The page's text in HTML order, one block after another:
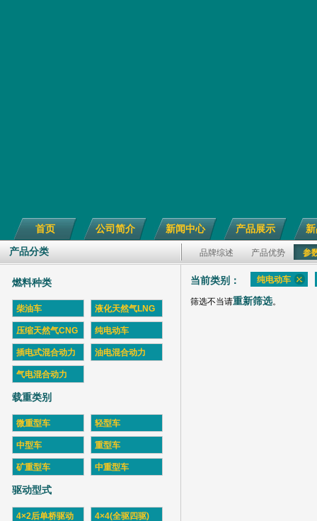
首页 公司简介 新闻中心 产品展示
产品分类 品牌综述 产品优势 参
燃料种类
柴油车 液化天然气LNG
压缩天然气CNG 纯电动车
插电式混合动力 油电混合动力
气电混合动力
载重类别
微重型车 轻型车
中型车 重型车
矿重型车 中重型车
驱动型式
4×2后单桥驱动 4×4(全驱四驱)
当前类别： 纯电动车
筛选不当请重新筛选。